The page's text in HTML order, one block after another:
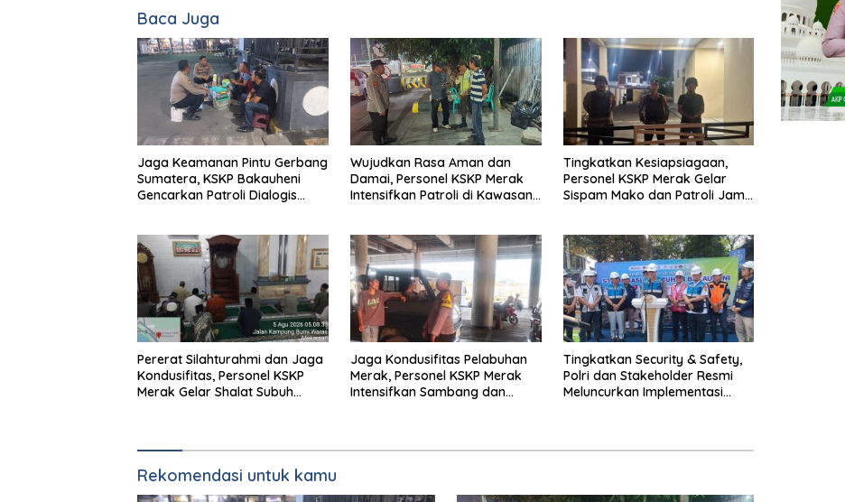
Baca Juga
Jaga Keamanan Pintu Gerbang
Sumatera, KSKP Bakauheni
Gencarkan Patroli Dialogis
Wujudkan Rasa Aman dan
Damai, Personel KSKP Merak
Intensifkan Patroli di Kawasan
Tingkatkan Kesiapsiagaan,
Personel KSKP Merak Gelar
Sispam Mako dan Patroli Jam
Pererat Silahturahmi dan Jaga
Kondusifitas, Personel KSKP
Merak Gelar Shalat Subuh
Jaga Kondusifitas Pelabuhan
Merak, Personel KSKP Merak
Intensifkan Sambang dan
Tingkatkan Security & Safety,
Polri dan Stakeholder Resmi
Meluncurkan Implementasi
Rekomendasi untuk kamu